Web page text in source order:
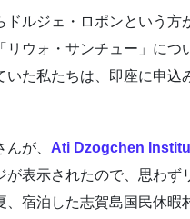
ルジェ・ロポンという方
ウォ・サンチュー」につ
た私たちは、即座に申込
が、 Ati Dzogchen
表示されたので、思わず
宿泊した志賀島国民休暇